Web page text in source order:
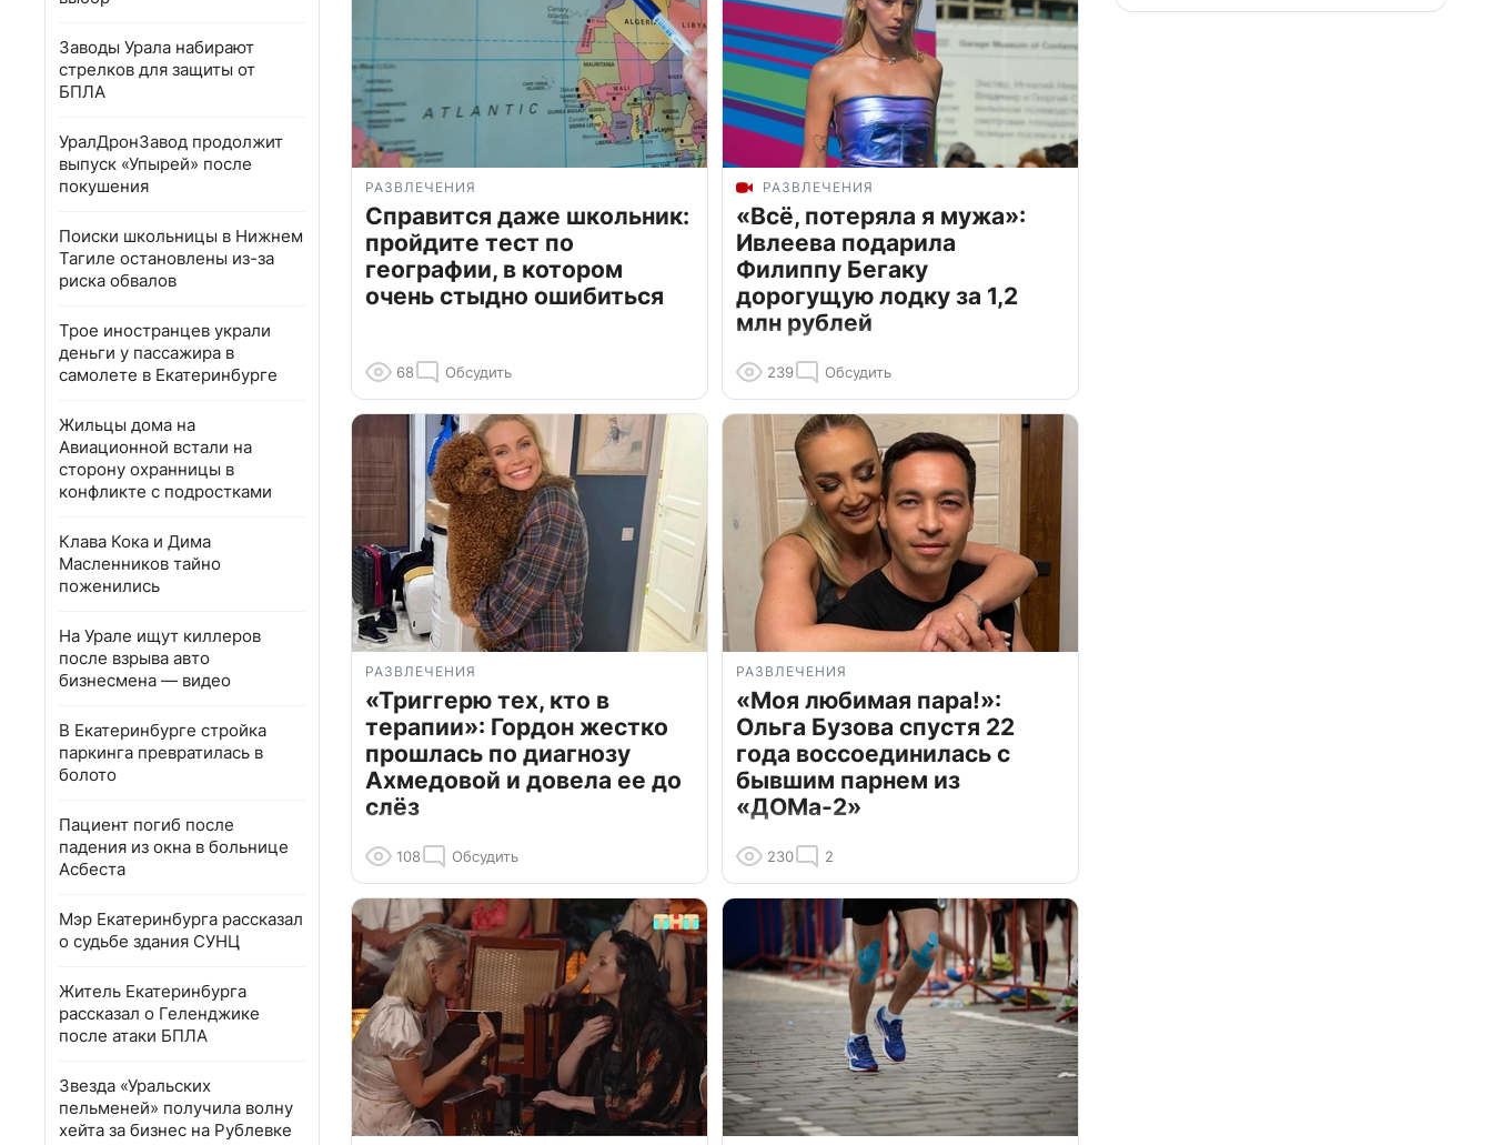
Заводы Урала набирают
стрелков для защиты от
БПЛА
УралДронЗавод продолжит
выпуск «Упырей» после
покушения
Поиски школьницы в Нижнем
Тагиле остановлены из-за
риска обвалов
Трое иностранцев украли
деньги у пассажира в
самолете в Екатеринбурге
Жильцы дома на
Авиационной встали на
сторону охранницы в
конфликте с подростками
Клава Кока и Дима
Масленников тайно
поженились
На Урале ищут киллеров
после взрыва авто
бизнесмена — видео
В Екатеринбурге стройка
паркинга превратилась в
болото
Пациент погиб после
падения из окна в больнице
Асбеста
Мэр Екатеринбурга рассказал
о судьбе здания СУНЦ
Житель Екатеринбурга
рассказал о Геленджике
после атаки БПЛА
Звезда «Уральских
пельменей» получила волну
хейта за бизнес на Рублевке
РАЗВЛЕЧЕНИЯ
Справится даже школьник:
пройдите тест по
географии, в котором
очень стыдно ошибиться
68 Обсудить
РАЗВЛЕЧЕНИЯ
«Всё, потеряла я мужа»:
Ивлеева подарила
Филиппу Бегаку
дорогущую лодку за 1,2
млн рублей
239 Обсудить
РАЗВЛЕЧЕНИЯ
«Триггерю тех, кто в
терапии»: Гордон жестко
прошлась по диагнозу
Ахмедовой и довела ее до
слёз
108 Обсудить
РАЗВЛЕЧЕНИЯ
«Моя любимая пара!»:
Ольга Бузова спустя 22
года воссоединилась с
бывшим парнем из
«ДОМа-2»
230 2